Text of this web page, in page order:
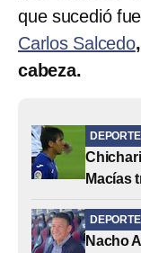
que sucedió
Carlos Salcedo,
cabeza.
Macías
Nacho